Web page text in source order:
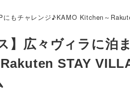
にもチャレンジ♪KAMO Kitchen～
】広々ヴィラに泊
STAY